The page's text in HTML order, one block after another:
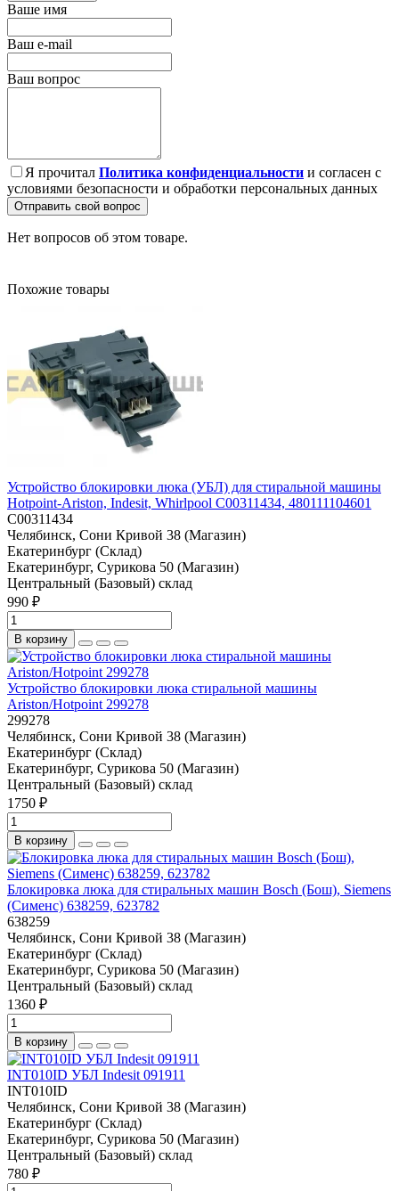
Ваше имя
Ваш e-mail
Ваш вопрос
Я прочитал Политика конфиденциальности и согласен с
условиями безопасности и обработки персональных данных
Отправить свой вопрос
Нет вопросов об этом товаре.
Похожие товары
Устройство блокировки люка (УБЛ) для стиральной машины
Hotpoint-Ariston, Indesit, Whirlpool C00311434, 480111104601
C00311434
Челябинск, Сони Кривой 38 (Магазин)
Екатеринбург (Склад)
Екатеринбург, Сурикова 50 (Магазин)
Центральный (Базовый) склад
990 ₽
В корзину
Устройство блокировки люка стиральной машины
Ariston/Hotpoint 299278
299278
Челябинск, Сони Кривой 38 (Магазин)
Екатеринбург (Склад)
Екатеринбург, Сурикова 50 (Магазин)
Центральный (Базовый) склад
1750 ₽
В корзину
Блокировка люка для стиральных машин Bosch (Бош), Siemens
(Сименс) 638259, 623782
638259
Челябинск, Сони Кривой 38 (Магазин)
Екатеринбург (Склад)
Екатеринбург, Сурикова 50 (Магазин)
Центральный (Базовый) склад
1360 ₽
В корзину
INT010ID УБЛ Indesit 091911
INT010ID
Челябинск, Сони Кривой 38 (Магазин)
Екатеринбург (Склад)
Екатеринбург, Сурикова 50 (Магазин)
Центральный (Базовый) склад
780 ₽